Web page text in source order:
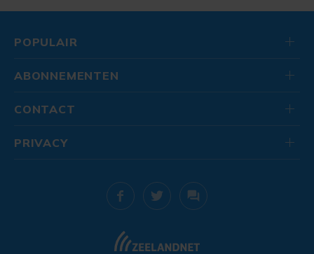
POPULAIR
ABONNEMENTEN
CONTACT
PRIVACY